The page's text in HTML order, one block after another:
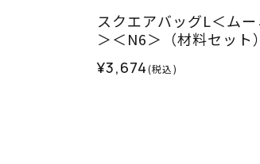
スクエアバッグL＜ムー
＞＜N6＞（材料セット）
¥3,674(税込)